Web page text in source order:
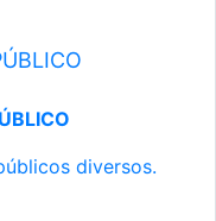
diversos.